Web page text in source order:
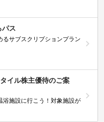
パス
るサブスクリプションプラン
イル株主優待のご案
浴施設に行こう！対象施設が